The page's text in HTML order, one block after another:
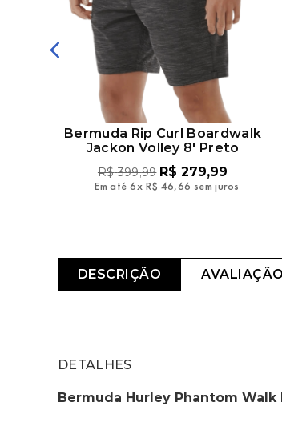
Bermuda Rip Curl Boardwalk
Jackon Volley 8' Preto
R$ 399,99 R$ 279,99
Em até 6x R$ 46,66 sem juros
DESCRIÇÃO AVALIAÇÃO
DETALHES
Bermuda Hurley Phantom Walk